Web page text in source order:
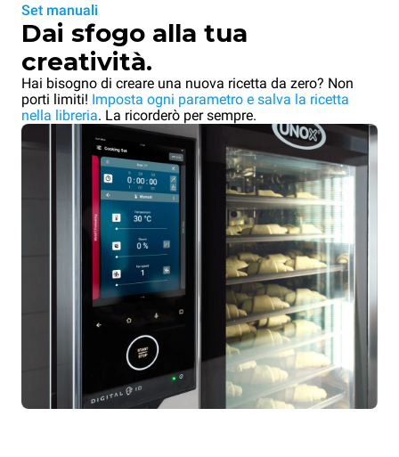
Set manuali
Dai sfogo alla tua
creatività.
Hai bisogno di creare una nuova ricetta da zero? Non
porti limiti! Imposta ogni parametro e salva la ricetta
nella libreria. La ricorderò per sempre.